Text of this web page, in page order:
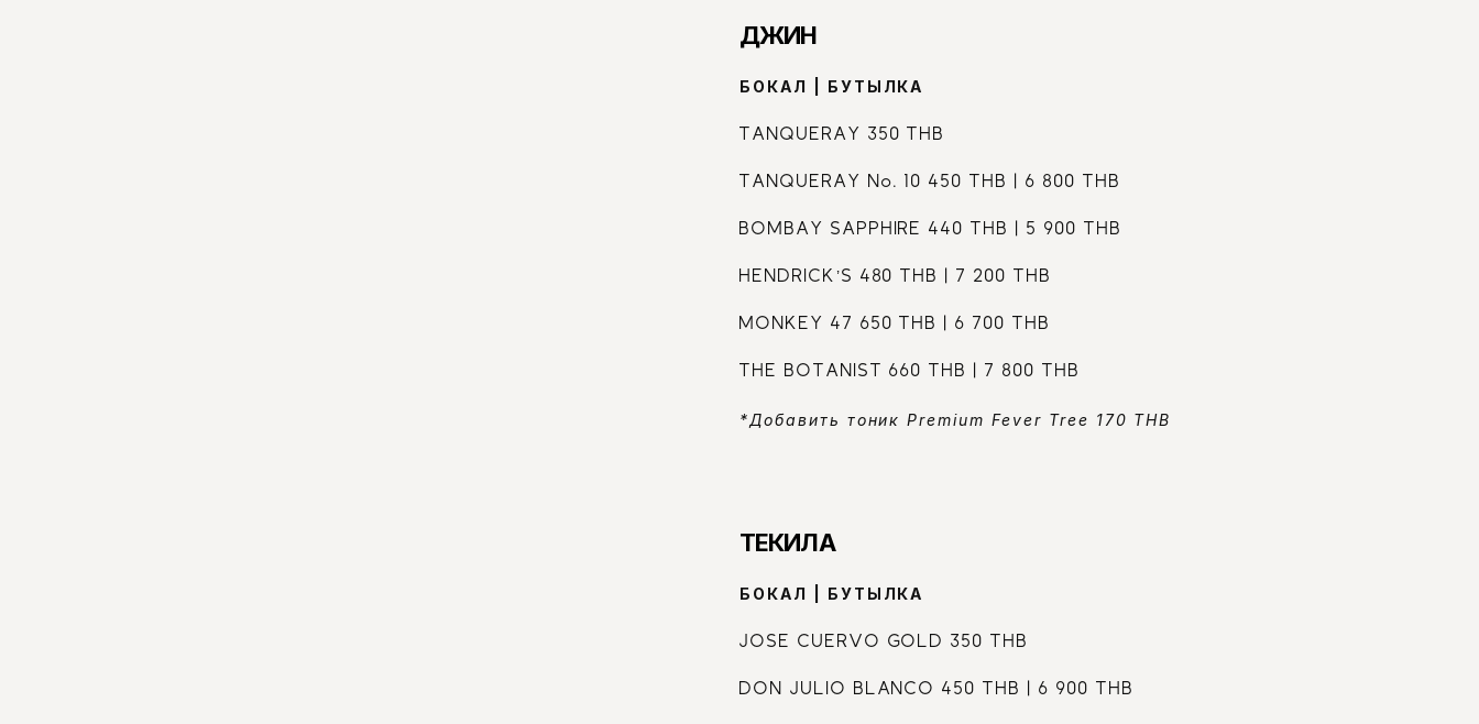
ДЖИН
БОКАЛ | БУТЫЛКА
TANQUERAY 350 THB
TANQUERAY No. 10 450 THB | 6 800 THB
BOMBAY SAPPHIRE 440 THB | 5 900 THB
HENDRICK’S 480 THB | 7 200 THB
MONKEY 47 650 THB | 6 700 THB
THE BOTANIST 660 THB | 7 800 THB
*Добавить тоник Premium Fever Tree 170 THB
ТЕКИЛА
БОКАЛ | БУТЫЛКА
JOSE CUERVO GOLD 350 THB
DON JULIO BLANCO 450 THB | 6 900 THB